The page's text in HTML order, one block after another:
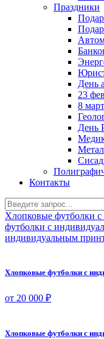
Праздники
День
23
8
День
Контакты
Хлопковые футболки
футболки с
индивидуальным
Хлопковые футболки с
от 20 000 ₽
Хлопковые футболки с